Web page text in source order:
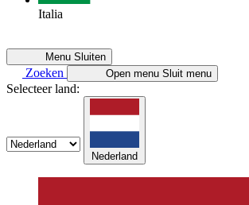
Italia
Menu Sluiten
Zoeken Open menu Sluit menu
Selecteer land:
Nederland